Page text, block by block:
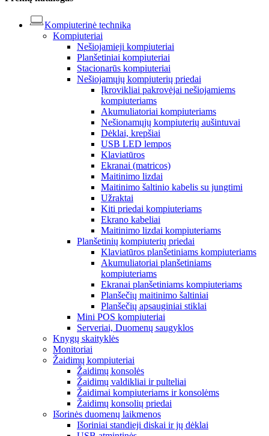
Kompiuterinė technika
Kompiuteriai
Nešiojamieji kompiuteriai
Planšetiniai kompiuteriai
Stacionarūs kompiuteriai
Nešiojamųjų kompiuterių priedai
Įkrovikliai pakrovėjai nešiojamiems
kompiuteriams
Akumuliatoriai kompiuteriams
Nešionamųjų kompiuterių aušintuvai
Dėklai, krepšiai
USB LED lempos
Klaviatūros
Ekranai (matricos)
Maitinimo lizdai
Maitinimo šaltinio kabelis su jungtimi
Užraktai
Kiti priedai kompiuteriams
Ekrano kabeliai
Maitinimo lizdai kompiuteriams
Planšetinių kompiuterių priedai
Klaviatūros planšetiniams kompiuteriams
Akumuliatoriai planšetiniams
kompiuteriams
Ekranai planšetiniams kompiuteriams
Planšečių maitinimo šaltiniai
Planšečių apsauginiai stiklai
Mini POS kompiuteriai
Serveriai, Duomenų saugyklos
Knygų skaityklės
Monitoriai
Žaidimų kompiuteriai
Žaidimų konsolės
Žaidimų valdikliai ir pulteliai
Žaidimai kompiuteriams ir konsolėms
Žaidimų konsolių priedai
Išorinės duomenų laikmenos
Išoriniai standieji diskai ir jų dėklai